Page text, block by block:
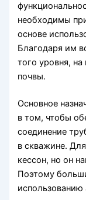
необходимы
основе
Благодаря им
того уровня,
почвы.
Основное
в том, чтобы
соединение
в скважине.
кессон, но он
Поэтому
использованию